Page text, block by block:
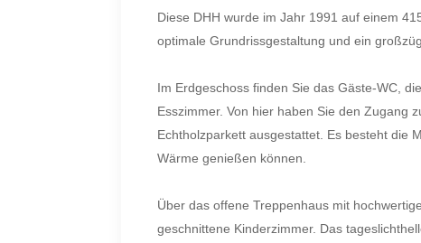
Diese DHH wurde im Jahr 1991 auf einem
optimale Grundrissgestaltung und ein
Im Erdgeschoss finden Sie das Gäste-WC,
Esszimmer. Von hier haben Sie den Zugang
Echtholzparkett ausgestattet. Es besteht die
Wärme genießen können.
Über das offene Treppenhaus mit
geschnittene Kinderzimmer. Das